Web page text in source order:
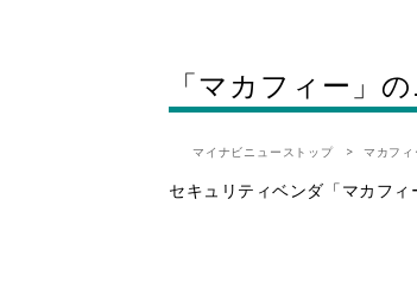
「マカフィー」
マイナビニューストップ マカフィ
セキュリティベンダ「マカフィ